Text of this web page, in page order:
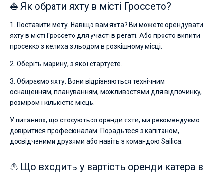
⛵ Як обрати яхту в місті Гроссето?
1. Поставити мету. Навіщо вам яхта? Ви можете орендувати
яхту в місті Гроссето для участі в регаті. Або просто випити
просекко з келиха з льодом в розкішному місці.
2. Оберіть марину, з якої стартуєте.
3. Обираємо яхту. Вони відрізняються технічним
оснащенням, плануванням, можливостями для відпочинку,
розміром і кількістю місць.
У питаннях, що стосуються оренди яхти, ми рекомендуємо
довіритися професіоналам. Порадьтеся з капітаном,
досвідченими друзями або навіть з командою Sailica.
⛵ Що входить у вартість оренди катера в